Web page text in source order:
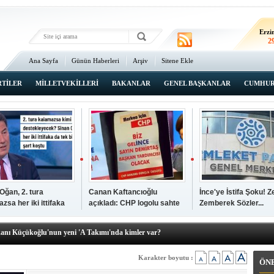
Ana Sayfa Günün Haberleri Arşiv Sitene Ekle
MİLLETVEKİLLERİ BAKANLAR GENEL BAŞKANLAR
2. tura
her iki ittifaka
şartını sundu
Canan Kaftancıoğlu
açıkladı: CHP logolu sahte
broşürleri AKP'liler
bastırmış
İnce'ye İstifa Şoku!
Zemberek Sözler...
Ali Öğdük, mazbatasını aldı…
Küçükoğlu'nun yeni 'A Takımı'nda kimler var?
Tarihi günde, tarihi açılış
Zafer Tarıkdaroğlu, oyunu memleketinde kullandı
Karakter boyutu :